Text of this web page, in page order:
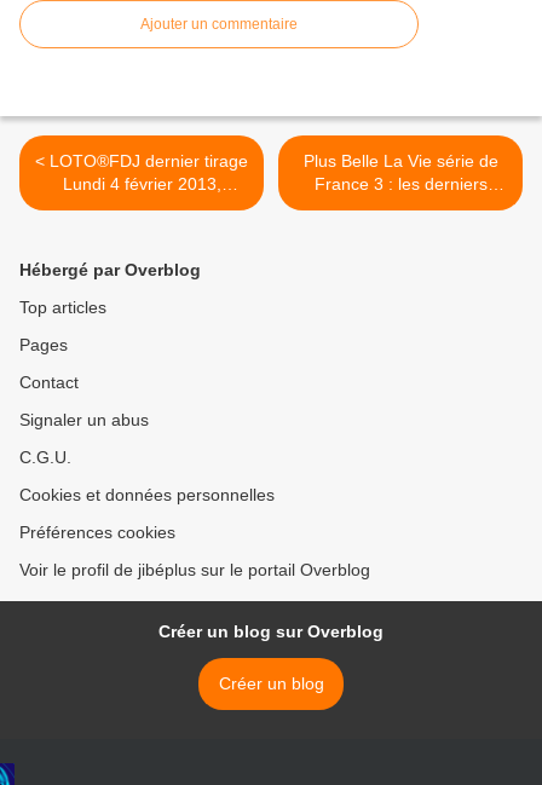
Ajouter un commentaire
< LOTO®FDJ dernier tirage
Lundi 4 février 2013,
jackpot 3 millions d'euros,
Plus Belle La Vie série de
France 3 : les derniers
résumés du 1er février au
Hébergé par Overblog
Top articles
Pages
Contact
Signaler un abus
C.G.U.
Cookies et données personnelles
Préférences cookies
Voir le profil de jibéplus sur le portail Overblog
Créer un blog sur Overblog
Créer un blog